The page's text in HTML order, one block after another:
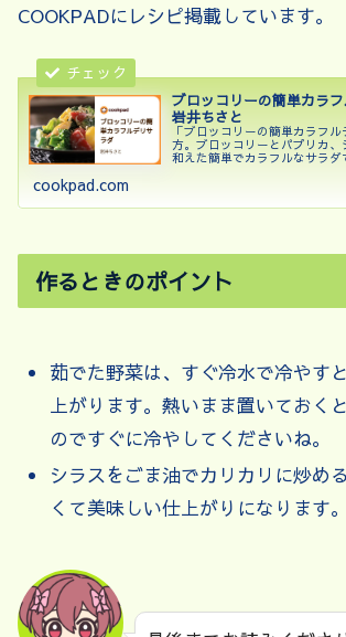
COOKPADにレシピ掲載しています。
ブロッコリーの簡単カラ
岩井ちさと
「ブロッコリーの簡単カラフル
方。ブロッコリーとパプリカ
和えた簡単でカラフルなサラ
とっても合うんです！ 材料:
cookpad.com
作るときのポイント
茹でた野菜は、すぐ冷水で冷やす
上がります。熱いまま置いておく
のですぐに冷やしてくださいね。
シラスをごま油でカリカリに炒め
くて美味しい仕上がりになります。